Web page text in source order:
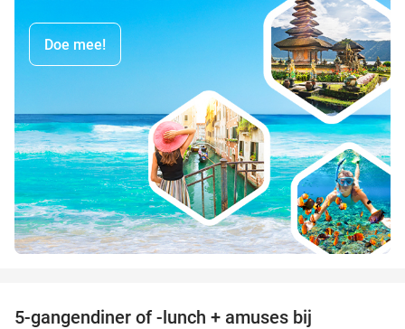
Doe mee!
5-gangendiner of -lunch + amuses bij